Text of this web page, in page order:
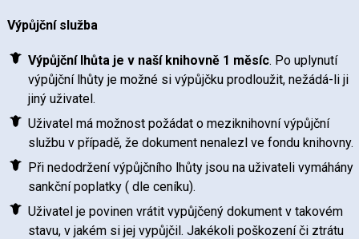
Výpůjční služba
Výpůjční lhůta je v naší knihovně 1 měsíc. Po uplynutí
výpůjční lhůty je možné si výpůjčku prodloužit, nežádá-li ji
jiný uživatel.
Uživatel má možnost požádat o meziknihovní výpůjční
službu v případě, že dokument nenalezl ve fondu knihovny.
Při nedodržení výpůjčního lhůty jsou na uživateli vymáhány
sankční poplatky ( dle ceníku).
Uživatel je povinen vrátit vypůjčený dokument v takovém
stavu, v jakém si jej vypůjčil. Jakékoli poškození či ztrátu